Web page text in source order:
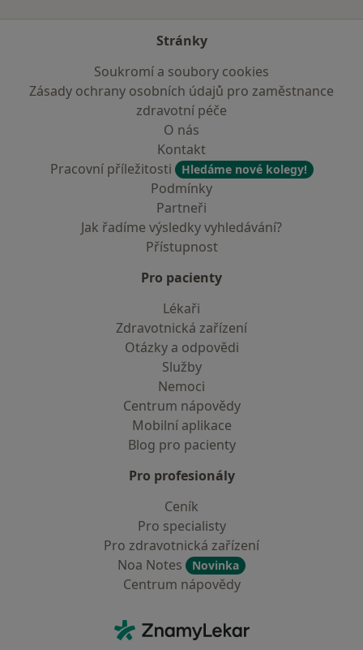
Stránky
Soukromí a soubory cookies
Zásady ochrany osobních údajů pro zaměstnance
zdravotní péče
O nás
Kontakt
Pracovní příležitosti
Hledáme nové kolegy!
Podmínky
Partneři
Jak řadíme výsledky vyhledávání?
Přístupnost
Pro pacienty
Lékaři
Zdravotnická zařízení
Otázky a odpovědi
Služby
Nemoci
Centrum nápovědy
Mobilní aplikace
Blog pro pacienty
Pro profesionály
Ceník
Pro specialisty
Pro zdravotnická zařízení
Noa Notes
Novinka
Centrum nápovědy
ZnamyLekar - Hlavní stránka